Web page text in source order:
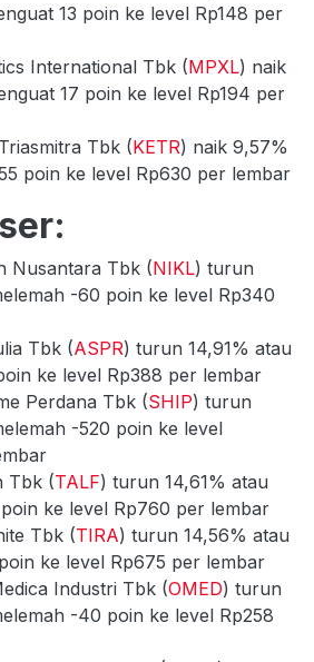
13 poin ke level Rp148 per
International Tbk (MPXL) naik
17 poin ke level Rp194 per
Tbk (KETR) naik 9,57%
poin ke level Rp630 per lembar
Nusantara Tbk (NIKL) turun
-60 poin ke level Rp340
Tbk (ASPR) turun 14,91% atau
ke level Rp388 per lembar
Perdana Tbk (SHIP) turun
-520 poin ke level
Tbk (TALF) turun 14,61% atau
ke level Rp760 per lembar
Tbk (TIRA) turun 14,56% atau
ke level Rp675 per lembar
Industri Tbk (OMED) turun
-40 poin ke level Rp258